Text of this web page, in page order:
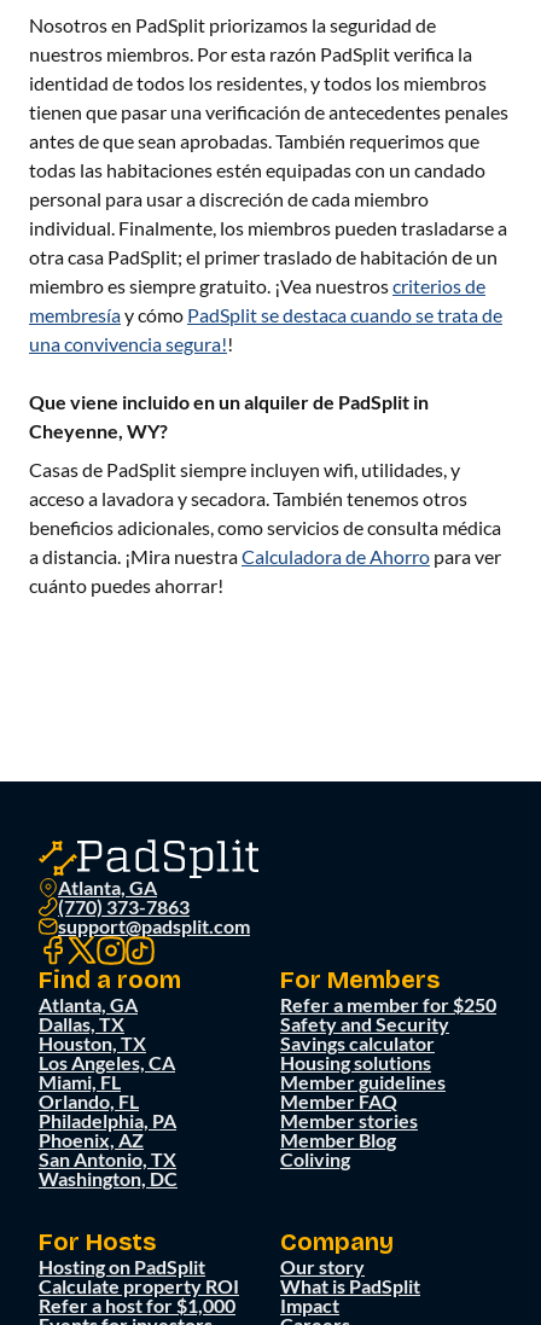
Nosotros en PadSplit priorizamos la seguridad de
nuestros miembros. Por esta razón PadSplit verifica la
identidad de todos los residentes, y todos los miembros
tienen que pasar una verificación de antecedentes penales
antes de que sean aprobadas. También requerimos que
todas las habitaciones estén equipadas con un candado
personal para usar a discreción de cada miembro
individual. Finalmente, los miembros pueden trasladarse a
otra casa PadSplit; el primer traslado de habitación de un
miembro es siempre gratuito. ¡Vea nuestroscriterios de
membresíay cómo PadSplit se destaca cuando se trata de
una convivencia segura!!
Que viene incluido en un alquiler de PadSplit in
Cheyenne, WY?
Casas de PadSplit siempre incluyen wifi, utilidades, y
acceso a lavadora y secadora. También tenemos otros
beneficios adicionales, como servicios de consulta médica
a distancia. ¡Mira nuestraCalculadora de Ahorro para ver
cuánto puedes ahorrar!
Atlanta, GA
(770) 373-7863
support@padsplit.com
Find a room
Atlanta, GA
Dallas, TX
Houston, TX
Los Angeles, CA
Miami, FL
Orlando, FL
Philadelphia, PA
Phoenix, AZ
San Antonio, TX
Washington, DC
For Members
Refer a member for $250
Safety and Security
Savings calculator
Housing solutions
Member guidelines
Member FAQ
Member stories
Member Blog
Coliving
For Hosts
Hosting on PadSplit
Calculate property ROI
Refer a host for $1,000
Company
Our story
What is PadSplit
Impact